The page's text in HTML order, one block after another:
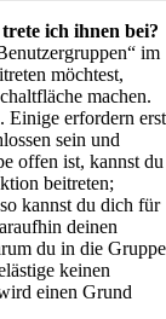
ich ihnen bei?
im
möchtest,
machen.
Einige erfordern erst
sein und
offen ist, kannst du
beitreten;
kannst du dich für
deinen
du in die Gruppe
keinen
einen Grund